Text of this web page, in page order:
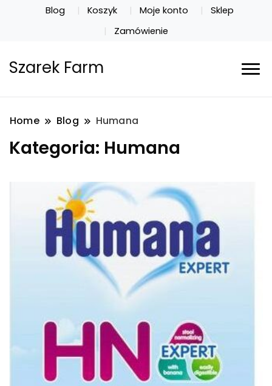
Blog Koszyk Moje konto
Sklep
Zamówienie
Szarek Farm
Home Blog Humana
Kategoria: Humana